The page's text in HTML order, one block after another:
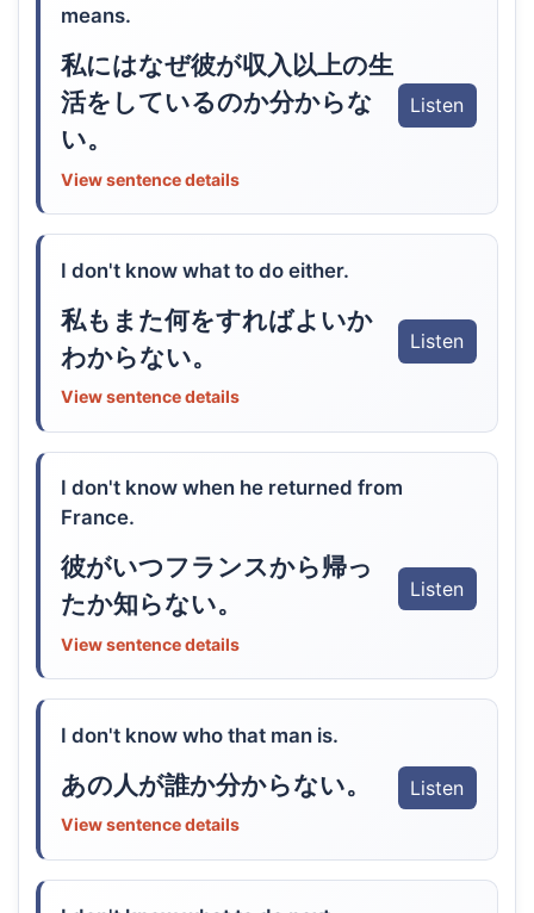
means.
私にはなぜ彼が収入以上の生
活をしているのか分からな
い。
Listen
View sentence details
I don't know what to do either.
私もまた何をすればよいか
わからない。
Listen
View sentence details
I don't know when he returned from
France.
彼がいつフランスから帰っ
たか知らない。
Listen
View sentence details
I don't know who that man is.
あの人が誰か分からない。 Listen
View sentence details